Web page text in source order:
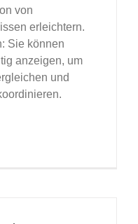
von
erleichtern.
Sie können
anzeigen, um
und